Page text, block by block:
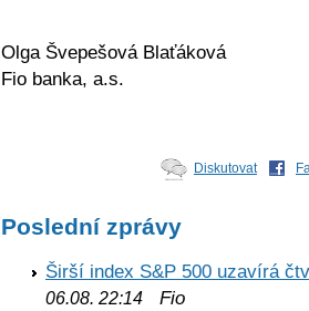
Olga Švepešová Blaťáková
Fio banka, a.s.
Diskutovat
Poslední zprávy
Širší index S&P 500 uzavírá
06.08. 22:14 Fio